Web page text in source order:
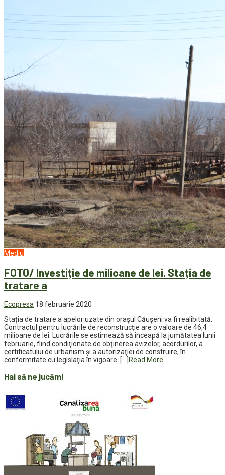
Mediu
FOTO/ Investiție de milioane de lei. Stația de
tratare a
Ecopresa 18 februarie 2020
Stația de tratare a apelor uzate din orașul Căușeni va fi realibitată.
Contractul pentru lucrările de reconstrucţie are o valoare de 46,4
milioane de lei. Lucrările se estimează să înceapă la jumătatea lunii
februarie, fiind condiţionate de obţinerea avizelor, acordurilor, a
certificatului de urbanism şi a autorizaţiei de construire, în
conformitate cu legislaţia în vigoare. […]
Read More
Hai să ne jucăm!